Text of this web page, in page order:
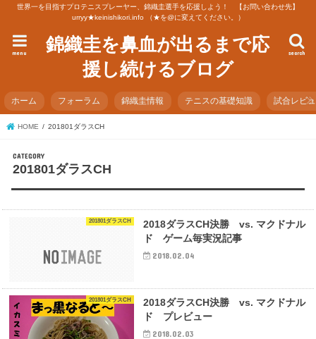
世界一を目指すプロテニスプレーヤー、錦織圭選手を応援しよう！ 【お問い合わせ先】
urryy★keinishikori.info （★を@に変えてください。）
錦織圭を鼻血が出るまで応
援し続けるブログ
search
menu
ホーム フォーラム 錦織圭情報 テニスの基礎知識 試合レビ
HOME 201801ダラスCH
201801ダラスCH
201801ダラスCH
2018ダラスCH決勝 vs. マクドナル
ド ゲーム毎実況記事
2018.02.04
201801ダラスCH
2018ダラスCH決勝 vs. マクドナル
ド プレビュー
2018.02.03